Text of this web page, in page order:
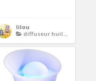
lilou
diffuseur huiles essentielles